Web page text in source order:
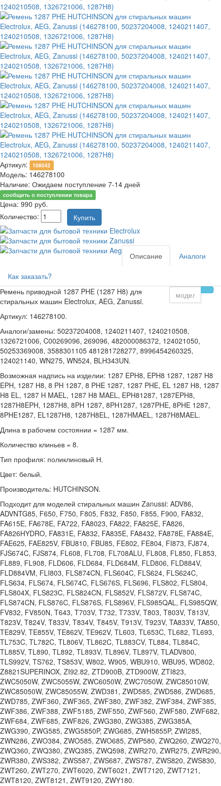
Артикул: 108042
Модель: 146278100
Наличие: Ожидаем поступление 7-14 дней
сообщить о поступлении товара
Цена: 990 руб.
Количество:
Описание Аналоги
Как заказать?
Ремень приводной 1287 PHE (1287 H8) для
стиральных машин Electrolux, AEG, Zanussi.
Артикул: 146278100.
Аналоги/замены: 50237204008, 1240211407, 1240210508,
1326721006, C00269096, 269096, 482000086372, 124021050,
50253369008, 3588301105 481281728277, 8996454260325,
124021140, WN275, WN524, BLH343UN.
Возможная надпись на изделии: 1287 EPH8, EPH8 1287, 1287 H8
EPH, 1287 H8, 8 PH 1287, 8 PHE 1287, 1287 PHE, EL 1287 H8, 1287
H8 EL, 1287 H MAEL, 1287 H8 MAEL, EPH81287, 1287EPH8,
1287H8EPH, 1287H8, 8PH 1287, 8PH1287, 1287PHE, 8PHE 1287,
8PHE1287, EL1287H8, 1287H8EL, 1287HMAEL, 1287H8MAEL.
Длина в рабочем состоянии = 1287 мм.
Количество клиньев = 8.
Тип профиля: поликлиновый Н.
Цвет: белый.
Производитель: HUTCHINSON.
Подходит для моделей стиральных машин Zanussi: ADV86,
ADVNTG85, F650, F750, F805, F832, F850, F855, F900, FA832,
FA615E, FA678E, FA722, FA8023, FA822, FA825E, FA826,
FA826HYDRO, FA831E, FA832, FA835E, FA8432, FA878E, FA884E,
FAE625, FAE825V, FBU810, FBU85, FE802, FE804, FI873, FJ874,
FJS674C, FJS874, FL608, FL708, FL708ALU, FL808, FL850, FL853,
FL889, FL908, FLD606, FLD684, FLD684M, FLD806, FLD884V,
FLD884VM, FLI803, FLS874CN, FLS604C, FLS624, FLS624C,
FLS634, FLS674, FLS674C, FLS676S, FLS696, FLS802, FLS804,
FLS804X, FLS823C, FLS824CN, FLS852V, FLS872V, FLS874C,
FLS874CN, FLS876C, FLS876S, FLS896V, FLS985QAL, FLS985QW,
FV832, FV850N, T643, T703V, T732, T733V, T803, T803V, T813V,
T823V, T824V, T833V, T834V, T845V, T913V, T923V, TA833V, TA850,
TE829V, TE855V, TE862V, TE962V, TL603, TL653C, TL682, TL693,
TL753C, TL782C, TL806V, TL862C, TL883CV, TL884, TL884C,
TL885V, TL890, TL892, TL893V, TL896V, TL897V, TLADV800,
TLS992V, TS762, TS853V, W802, W905, WBU910, WBU95, WD802,
Z8821SUPERINOX, ZI92.82, ZTD900B, ZTD900W, ZTI823,
ZWC5050W, ZWC5055W, ZWC6050W, ZWC7050W, ZWC85010W,
ZWC85050W, ZWC85055W, ZWD381, ZWD585, ZWD586, ZWD685,
ZWD785, ZWF360, ZWF365, ZWF380, ZWF382, ZWF384, ZWF385,
ZWF386, ZWF388, ZWF5185, ZWF550, ZWF560, ZWF580, ZWF682,
ZWF684, ZWF685, ZWF826, ZWG380, ZWG385, ZWG385A,
ZWG390, ZWG585, ZWG5850P, ZWG685, ZWH5855P, ZWI285,
ZWN286, ZWO384, ZWO585, ZWO685, ZWP580, ZWQ260, ZWQ270,
ZWQ360, ZWQ380, ZWQ385, ZWQ598, ZWR270, ZWR275, ZWR290,
ZWR380, ZWS382, ZWS587, ZWS687, ZWS787, ZWS820, ZWS830,
ZWT260, ZWT270, ZWT6020, ZWT6021, ZWT7120, ZWT7121,
ZWT8120, ZWT8121, ZWT9120, ZWY180.